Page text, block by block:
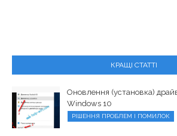
КРАЩІ СТАТТІ
Оновлення (установка)
Windows 10
РІШЕННЯ ПРОБЛЕМ І ПОМИЛОК